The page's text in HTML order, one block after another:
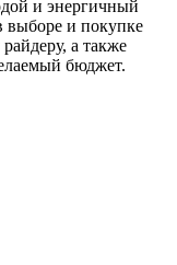
и энергичный
выборе и покупке
а также
бюджет.